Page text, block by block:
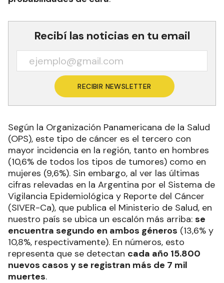
Recibí las noticias en tu email
RECIBIR NEWSLETTER
Según la Organización Panamericana de la Salud
(OPS), este tipo de cáncer es el tercero con
mayor incidencia en la región, tanto en hombres
(10,6% de todos los tipos de tumores) como en
mujeres (9,6%). Sin embargo, al ver las últimas
cifras relevadas en la Argentina por el Sistema de
Vigilancia Epidemiológica y Reporte del Cáncer
(SIVER-Ca), que publica el Ministerio de Salud, en
nuestro país se ubica un escalón más arriba: se
encuentra segundo en ambos géneros (13,6% y
10,8%, respectivamente). En números, esto
representa que se detectan cada año 15.800
nuevos casos y se registran más de 7 mil
muertes.